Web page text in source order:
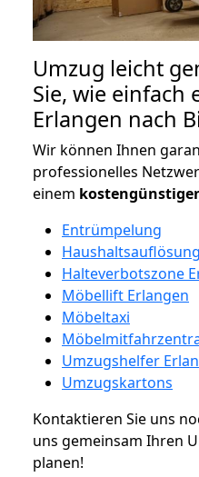
Umzug leicht
Sie, wie einfach
Erlangen nach
Wir können Ihnen
professionelles
einem
Entrümpelung
Halteverbotszone
Möbellift Erlangen
Möbeltaxi
Umzugshelfer
Umzugskartons
Kontaktieren Sie uns
uns gemeinsam Ihren
planen!